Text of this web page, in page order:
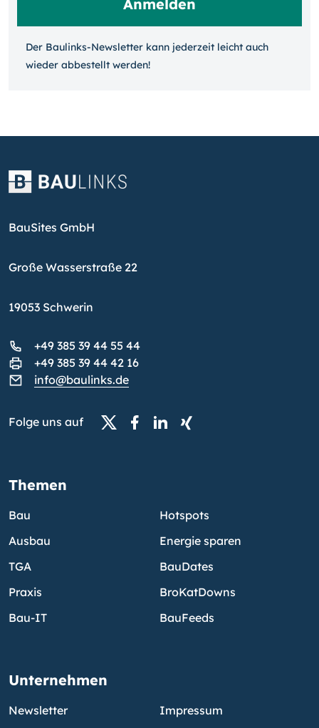
Der Baulinks-Newsletter kann jeder­zeit leicht auch
wieder ab­bestellt werden!
BauSites GmbH
Große Wasserstraße 22
19053 Schwerin
+49 385 39 44 55 44
+49 385 39 44 42 16
info@baulinks.de
Folge uns auf
Themen
Bau
Ausbau
TGA
Praxis
Bau-IT
Hotspots
Energie sparen
BauDates
BroKatDowns
BauFeeds
Unternehmen
Newsletter
Impressum